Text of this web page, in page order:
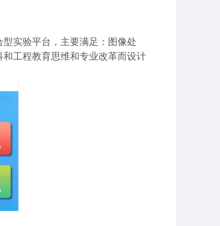
实验平台，主要满足：图像处
工程教育思维和专业改革而设计